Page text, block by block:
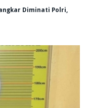
Diminati Polri,